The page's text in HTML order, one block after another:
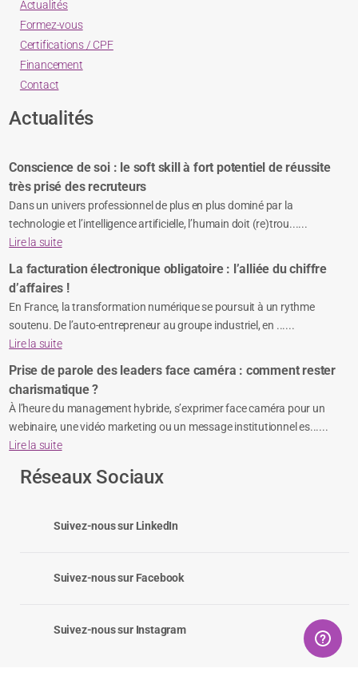
Actualités
Formez-vous
Certifications / CPF
Financement
Contact
Actualités
Conscience de soi : le soft skill à fort potentiel de réussite
très prisé des recruteurs
Dans un univers professionnel de plus en plus dominé par la
technologie et l’intelligence artificielle, l’humain doit (re)trou......
Lire la suite
La facturation électronique obligatoire : l’alliée du chiffre
d’affaires !
En France, la transformation numérique se poursuit à un rythme
soutenu. De l’auto-entrepreneur au groupe industriel, en ......
Lire la suite
Prise de parole des leaders face caméra : comment rester
charismatique ?
À l’heure du management hybride, s’exprimer face caméra pour un
webinaire, une vidéo marketing ou un message institutionnel es......
Lire la suite
Réseaux Sociaux
Suivez-nous sur LinkedIn
Suivez-nous sur Facebook
Suivez-nous sur Instagram